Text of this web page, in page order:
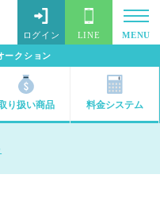
ークション
ログイン LINE MENU
り扱い商品 料金システム